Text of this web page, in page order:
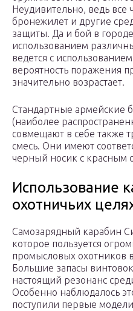
Неудивительно, ведь все
бронежилет и другие
защиты. Да и бой в городе
использованием
ведется с
вероятность поражения
значительно возрастает.
Стандартные армейские
(наиболее
совмещают в себе также
смесь. Они имеют
черный носик с красным
Использование
охотничьих
Самозарядный карабин
которое пользуется
промысловых охотников
Большие запасы
настоящий резонанс
Особенно наблюдалось
поступили первые